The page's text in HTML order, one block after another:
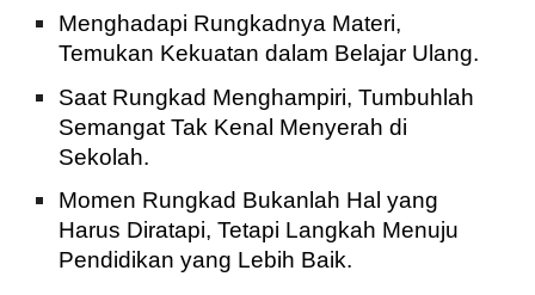
Menghadapi Rungkadnya Materi,
Temukan Kekuatan dalam Belajar Ulang.
Saat Rungkad Menghampiri, Tumbuhlah
Semangat Tak Kenal Menyerah di
Sekolah.
Momen Rungkad Bukanlah Hal yang
Harus Diratapi, Tetapi Langkah Menuju
Pendidikan yang Lebih Baik.